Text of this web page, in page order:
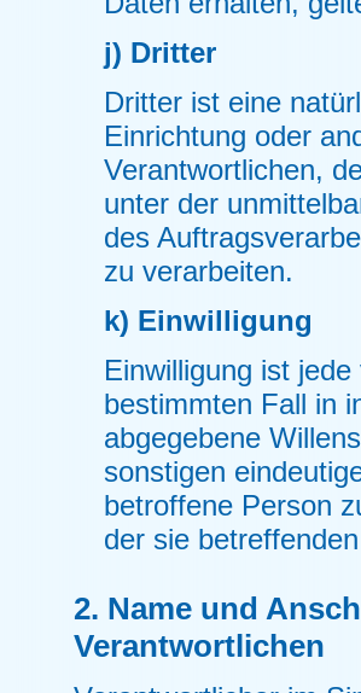
j) Dritter
Dritter ist eine
Einrichtung oder
Verantwortlichen,
unter der
des
zu verarbeiten.
k) Einwilligung
Einwilligung ist
bestimmten Fall in
abgegebene
sonstigen
betroffene Person
der sie
2. Name und
Verantwortlichen